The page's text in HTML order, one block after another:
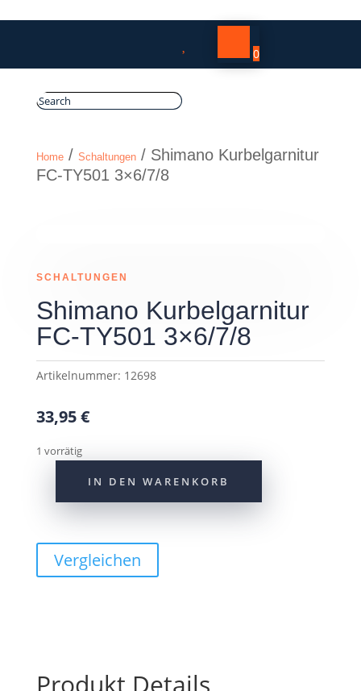
0
Home/ Schaltungen/ Shimano Kurbelgarnitur
FC-TY501 3×6/7/8
SCHALTUNGEN
Shimano Kurbelgarnitur
FC-TY501 3×6/7/8
Artikelnummer: 12698
33,95€
1 vorrätig
TY501
3x6/7/8
IN DEN WARENKORB
Vergleichen
Produkt Details